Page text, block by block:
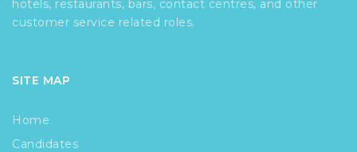
hotels, restaurants, bars, contact centres, and other
customer service related roles.
SITE MAP
Home
Candidates